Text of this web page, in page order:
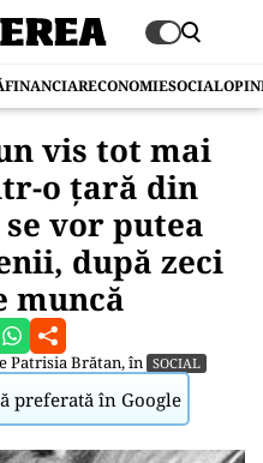
FINANCIARECONOMIESOCIAL
vis tot mai
o țară din
vor putea
după zeci
muncă
Patrisia Brătan, în SOCIAL
preferată în Google